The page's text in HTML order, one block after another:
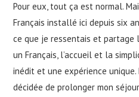
Pour eux, tout ça est normal.
Français installé ici depuis six
ce que je ressentais et partage
un Français, l’accueil et la
inédit et une expérience unique.
décidée de prolonger mon